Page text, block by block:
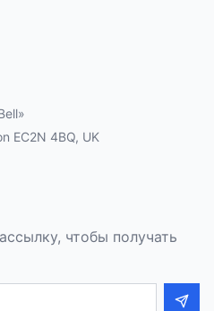
EC2N 4BQ, UK
чтобы получать